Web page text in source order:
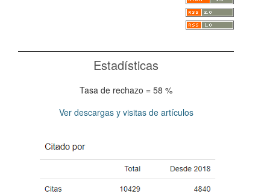
Estadísticas
Tasa de rechazo = 58 %
Ver descargas y visitas de artículos